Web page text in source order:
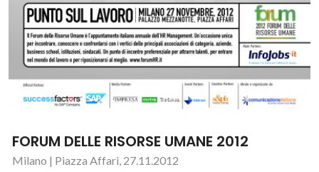
FORUM DELLE RISORSE UMANE 2012
Milano | Piazza Affari, 27.11.2012